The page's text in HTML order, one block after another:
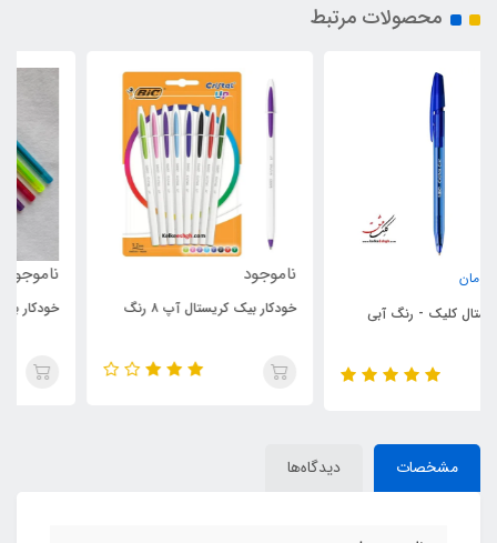
محصولات مرتبط
ناموجود
خودکار بیک کریستال آپ ۸ رنگ خودکار بیک سافت و فشن ۸ رنگ
مشخصات دیدگاه‌ها